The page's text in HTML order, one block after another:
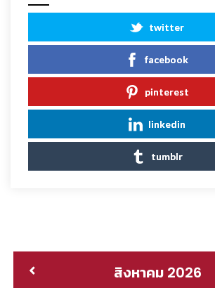
twitter
facebook
pinterest
linkedin
tumblr
สิงหาคม 2026